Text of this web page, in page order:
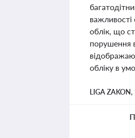
важливості
облік, що
порушення
обліку в
LIGA ZAKON,